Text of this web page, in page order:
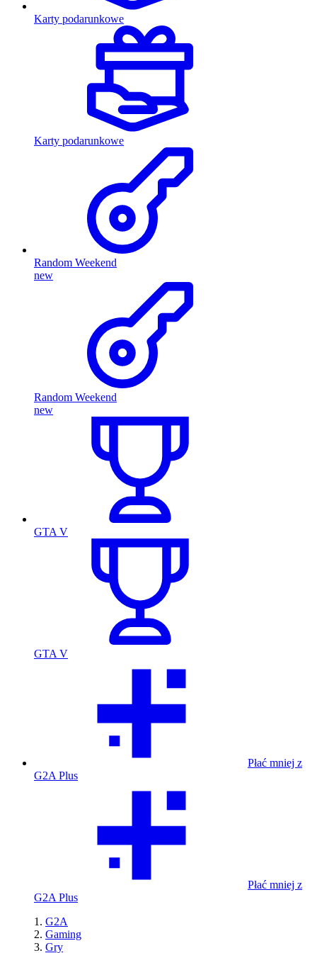
Karty podarunkowe
Karty podarunkowe
Random Weekend
new
Random Weekend
new
GTA V
GTA V
Płać mniej z
G2A Plus
Płać mniej z
G2A Plus
G2A
Gaming
Gry